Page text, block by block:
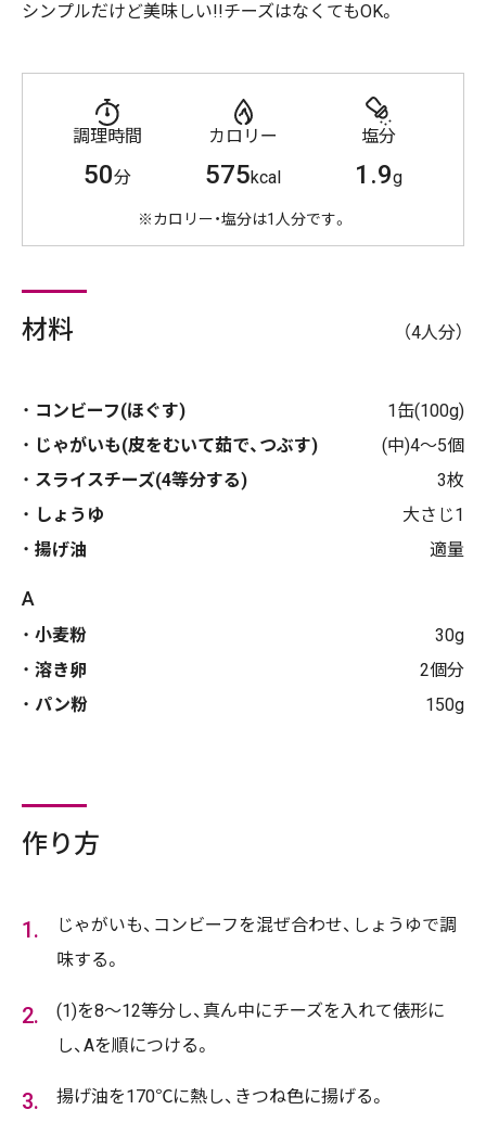
シンプルだけど美味しい!!チーズはなくてもOK。
調理時間
50分
カロリー
575kcal
塩分
1.9g
※カロリー・塩分は1人分です。
材料 （4人分）
コンビーフ(ほぐす)
1缶(100g)
じゃがいも(皮をむいて茹で、つぶす)
(中)4～5個
スライスチーズ(4等分する)
3枚
しょうゆ
大さじ1
揚げ油
適量
A
小麦粉
30g
溶き卵
2個分
パン粉
150g
作り方
じゃがいも、コンビーフを混ぜ合わせ、しょうゆで調
味する。
(1)を8〜12等分し、真ん中にチーズを入れて俵形に
し、Aを順につける。
揚げ油を170℃に熱し、きつね色に揚げる。